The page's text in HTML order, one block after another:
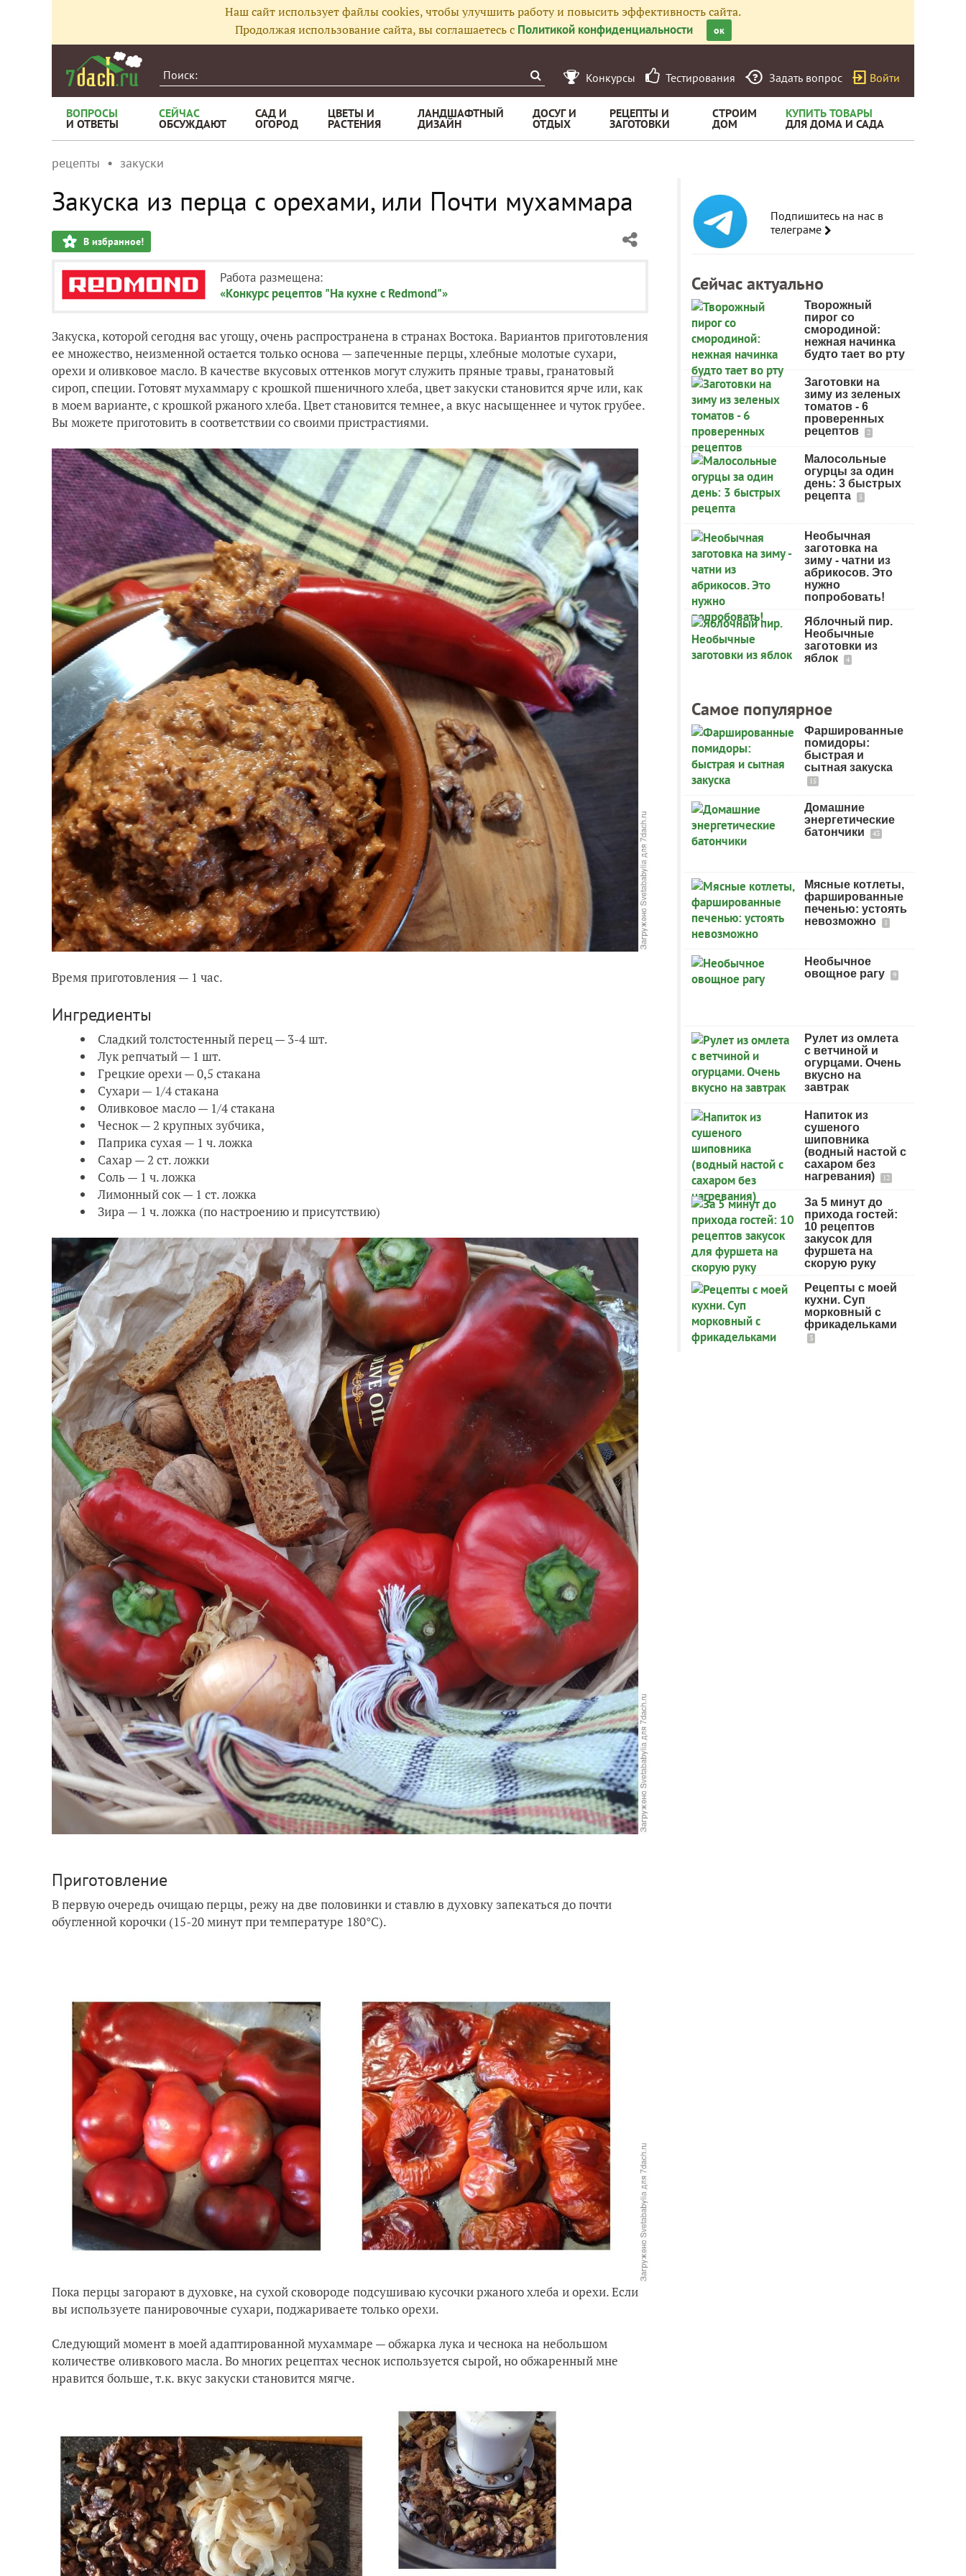
Наш сайт использует файлы cookies, чтобы улучшить работу и повысить эффективность сайта.
Продолжая использование сайта, вы соглашаетесь с Политикой конфиденциальности ок
Конкурсы Тестирования Задать вопрос Войти
ВОПРОСЫ
И ОТВЕТЫ
СЕЙЧАС
ОБСУЖДАЮТ
САД И
ОГОРОД
ЦВЕТЫ И
РАСТЕНИЯ
ЛАНДШАФТНЫЙ
ДИЗАЙН
ДОСУГ И
ОТДЫХ
РЕЦЕПТЫ И
ЗАГОТОВКИ
СТРОИМ
ДОМ
КУПИТЬ ТОВАРЫ
ДЛЯ ДОМА И САДА
рецепты закуски
Закуска из перца с орехами, или Почти мухаммара
В избранное!
Работа размещена:
«Конкурс рецептов "На кухне с Redmond"»
Закуска, которой сегодня вас угощу, очень распространена в странах Востока. Вариантов приготовления
ее множество, неизменной остается только основа — запеченные перцы, хлебные молотые сухари,
орехи и оливковое масло. В качестве вкусовых оттенков могут служить пряные травы, гранатовый
сироп, специи. Готовят мухаммару с крошкой пшеничного хлеба, цвет закуски становится ярче или, как
в моем варианте, с крошкой ржаного хлеба. Цвет становится темнее, а вкус насыщеннее и чуток грубее.
Вы можете приготовить в соответствии со своими пристрастиями.
Время приготовления — 1 час.
Ингредиенты
Сладкий толстостенный перец — 3-4 шт.
Лук репчатый — 1 шт.
Грецкие орехи — 0,5 стакана
Сухари — 1/4 стакана
Оливковое масло — 1/4 стакана
Чеснок — 2 крупных зубчика,
Паприка сухая — 1 ч. ложка
Сахар — 2 ст. ложки
Соль — 1 ч. ложка
Лимонный сок — 1 ст. ложка
Зира — 1 ч. ложка (по настроению и присутствию)
Приготовление
В первую очередь очищаю перцы, режу на две половинки и ставлю в духовку запекаться до почти
обугленной корочки (15-20 минут при температуре 180°C).
Пока перцы загорают в духовке, на сухой сковороде подсушиваю кусочки ржаного хлеба и орехи. Если
вы используете панировочные сухари, поджариваете только орехи.
Следующий момент в моей адаптированной мухаммаре — обжарка лука и чеснока на небольшом
количестве оливкового масла. Во многих рецептах чеснок используется сырой, но обжаренный мне
нравится больше, т.к. вкус закуски становится мягче.
Подпишитесь на нас в
телеграме
Сейчас актуально
Творожный
пирог со
смородиной:
нежная начинка
будто тает во рту
Заготовки на
зиму из зеленых
томатов - 6
проверенных
рецептов
2
Малосольные
огурцы за один
день: 3 быстрых
рецепта
5
Необычная
заготовка на
зиму - чатни из
абрикосов. Это
нужно
попробовать!
Яблочный пир.
Необычные
заготовки из
яблок
4
Самое популярное
Фаршированные
помидоры:
быстрая и
сытная закуска
15
Домашние
энергетические
батончики
43
Мясные котлеты,
фаршированные
печенью: устоять
невозможно
1
Необычное
овощное рагу
9
Рулет из омлета
с ветчиной и
огурцами. Очень
вкусно на
завтрак
Напиток из
сушеного
шиповника
(водный настой с
сахаром без
нагревания)
12
За 5 минут до
прихода гостей:
10 рецептов
закусок для
фуршета на
скорую руку
Рецепты с моей
кухни. Суп
морковный с
фрикадельками
3